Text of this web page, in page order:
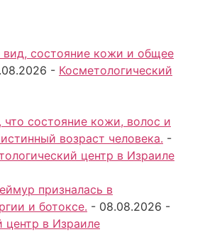
состояние кожи и общее
- Косметологический
что состояние кожи, волос и
возраст человека. -
центр в Израиле
призналась в
и ботоксе. - 08.08.2026 -
центр в Израиле